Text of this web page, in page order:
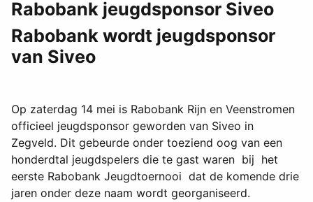
Rabobank jeugdsponsor Siveo
Rabobank wordt jeugdsponsor
van Siveo
Op zaterdag 14 mei is Rabobank Rijn en Veenstromen
officieel jeugdsponsor geworden van Siveo in
Zegveld. Dit gebeurde onder toeziend oog van een
honderdtal jeugdspelers die te gast waren bij het
eerste Rabobank Jeugdtoernooi dat de komende drie
jaren onder deze naam wordt georganiseerd.